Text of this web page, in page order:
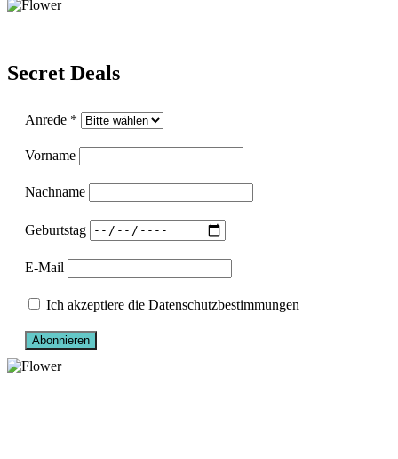
Secret Deals
Anrede *
Vorname
Nachname
Geburtstag
E-Mail
Ich akzeptiere die Datenschutzbestimmungen
Abonnieren